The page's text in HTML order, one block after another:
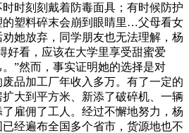
时刻刻戴着防毒面具；有时候防护
的塑料碎末会崩到眼睛里…父母看女
她放弃，同学朋友也无法理解，杨
好看，应该在大学里享受甜蜜爱
”然而，事实证明她的选择是对
品加工厂年收入多万。有了一定的
大到平方米、新添了破碎机、一辆
雇佣了工人。经过不懈地努力，杨
经遍布全国多个省市，货源地也不